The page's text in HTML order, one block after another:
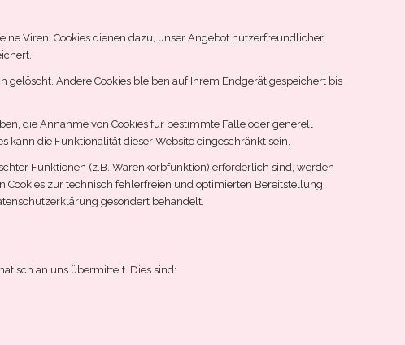
Viren. Cookies dienen dazu, unser Angebot nutzerfreundlicher,
gelöscht. Andere Cookies bleiben auf Ihrem Endgerät gespeichert bis
die Annahme von Cookies für bestimmte Fälle oder generell
kann die Funktionalität dieser Website eingeschränkt sein.
Funktionen (z.B. Warenkorbfunktion) erforderlich sind, werden
Cookies zur technisch fehlerfreien und optimierten Bereitstellung
gesondert behandelt.
an uns übermittelt. Dies sind: